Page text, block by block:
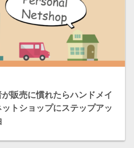
販売に慣れたらハンドメイ
ットショップにステップアッ